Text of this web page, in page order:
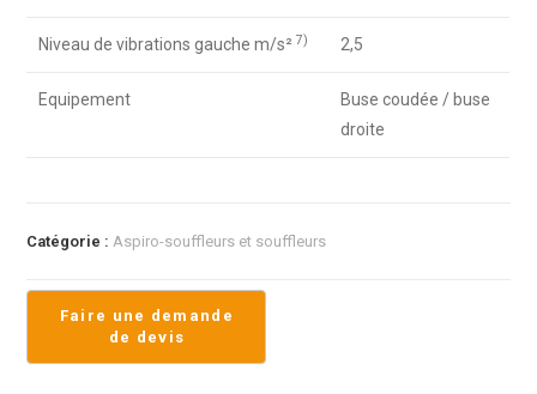
Niveau de vibrations gauche m/s² 7) 2,5
Equipement
Buse coudée / buse
droite
Catégorie : Aspiro-souffleurs et souffleurs